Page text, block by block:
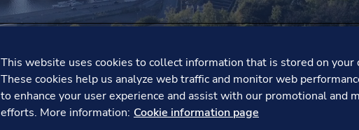
This website uses cookies to collect information that is stored on your
These cookies help us analyze web traffic and monitor web
to enhance your user experience and assist with our promotional and
efforts. More information: Cookie information page